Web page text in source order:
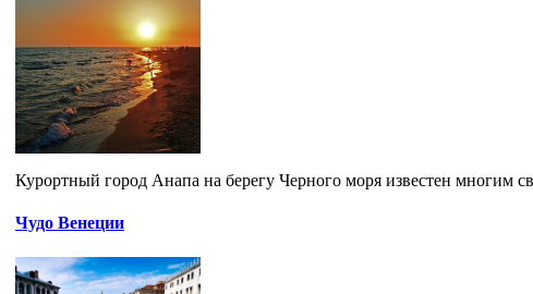
Курортный город Анапа на берегу Черного моря известен
Чудо Венеции